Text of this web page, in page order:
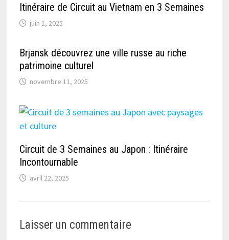
Itinéraire de Circuit au Vietnam en 3 Semaines
juin 1, 2025
Brjansk découvrez une ville russe au riche
patrimoine culturel
novembre 11, 2025
Circuit de 3 Semaines au Japon : Itinéraire
Incontournable
avril 22, 2025
Laisser un commentaire